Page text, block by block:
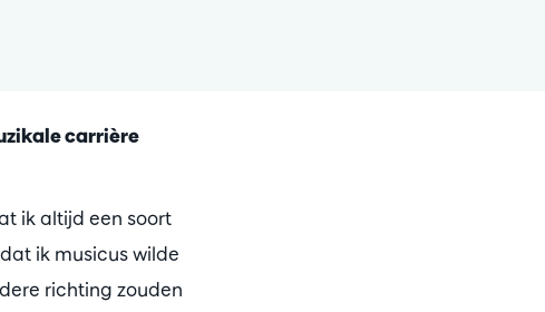
carrière
ik altijd een soort
ik musicus wilde
richting zouden